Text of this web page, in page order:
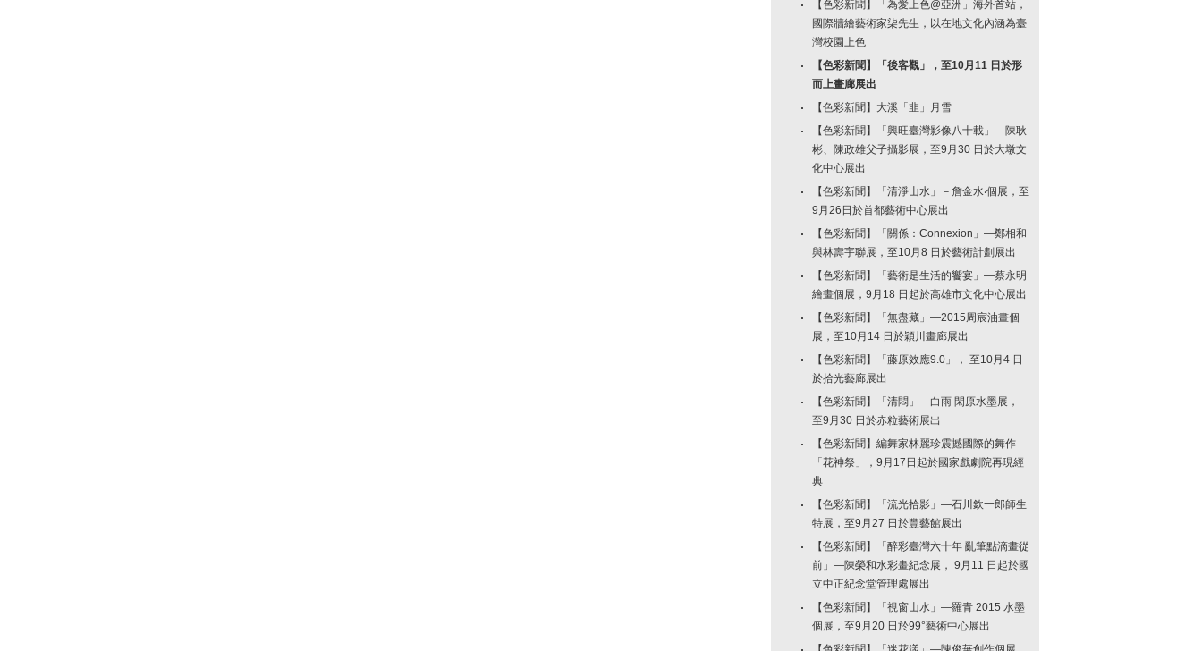
【色彩新聞】「為愛上色@亞洲」海外首站，
國際牆繪藝術家柒先生，以在地文化內涵為臺
灣校園上色
【色彩新聞】「後客觀」，至10月11 日於形
而上畫廊展出
【色彩新聞】大溪「韭」月雪
【色彩新聞】「興旺臺灣影像八十載」—陳耿
彬、陳政雄父子攝影展，至9月30 日於大墩文
化中心展出
【色彩新聞】「清淨山水」－詹金水‧個展，至
9月26日於首都藝術中心展出
【色彩新聞】「關係：Connexion」—鄭相和
與林壽宇聯展，至10月8 日於藝術計劃展出
【色彩新聞】「藝術是生活的饗宴」—蔡永明
繪畫個展，9月18 日起於高雄市文化中心展出
【色彩新聞】「無盡藏」—2015周宸油畫個
展，至10月14 日於穎川畫廊展出
【色彩新聞】「藤原效應9.0」， 至10月4 日
於拾光藝廊展出
【色彩新聞】「清悶」—白雨 閑原水墨展，
至9月30 日於赤粒藝術展出
【色彩新聞】編舞家林麗珍震撼國際的舞作
「花神祭」，9月17日起於國家戲劇院再現經
典
【色彩新聞】「流光拾影」—石川欽一郎師生
特展，至9月27 日於豐藝館展出
【色彩新聞】「醉彩臺灣六十年 亂筆點滴畫從
前」—陳榮和水彩畫紀念展， 9月11 日起於國
立中正紀念堂管理處展出
【色彩新聞】「視窗山水」—羅青 2015 水墨
個展，至9月20 日於99°藝術中心展出